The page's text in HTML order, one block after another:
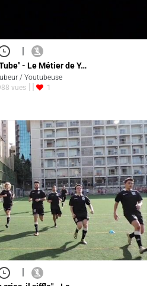
|
- Le Métier de Y…
/ Youtubeuse
vues
1
|